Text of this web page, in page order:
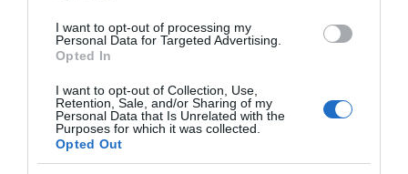
I want to opt-out of processing my
Personal Data for Targeted Advertising.
Opted In
I want to opt-out of Collection, Use,
Retention, Sale, and/or Sharing of my
Personal Data that Is Unrelated with the
Purposes for which it was collected.
Opted Out